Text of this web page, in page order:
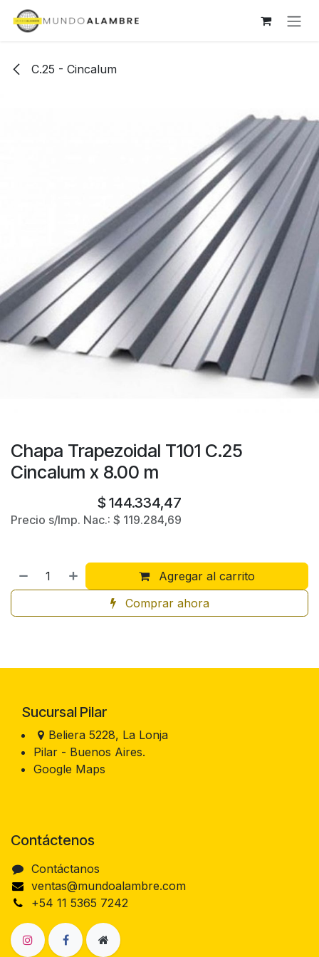
Ir al contenido
C.25 - Cincalum
Chapa Trapezoidal T101 C.25
Cincalum x 8.00 m
$ 144.334,47
Precio s/Imp. Nac.: $ 119.284,69
Agregar al carrito
Comprar ahora
Sucursal Pilar
Beliera 5228, La Lonja
Pilar - Buenos Aires.
Google Maps
Contáctenos
Contáctanos
ventas@mundoalambre.com
+54 11 5365 7242